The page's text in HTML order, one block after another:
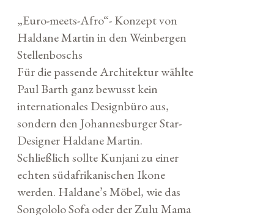
„Euro-meets-Afro“- Konzept von
Haldane Martin in den Weinbergen
Stellenboschs
Für die passende Architektur wählte
Paul Barth ganz bewusst kein
internationales Designbüro aus,
sondern den Johannesburger Star-
Designer Haldane Martin.
Schließlich sollte Kunjani zu einer
echten südafrikanischen Ikone
werden. Haldane’s Möbel, wie das
Songololo Sofa oder der Zulu Mama